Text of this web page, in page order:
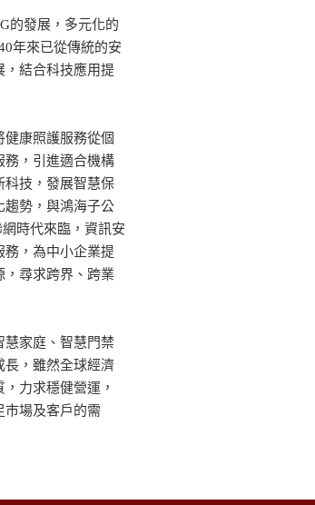
的發展，多元化的
年來已從傳統的安
，結合科技應用提
康照護服務從個
務，引進適合機構
科技，發展智慧保
趨勢，與鴻海子公
時代來臨，資訊安
務，為中小企業提
，尋求跨界、跨業
慧家庭、智慧門禁
長，雖然全球經濟
力求穩健營運，
市場及客戶的需